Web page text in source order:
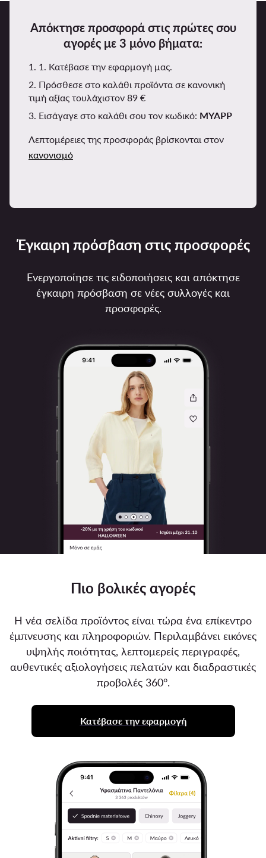
Απόκτησε προσφορά στις πρώτες σου
αγορές με 3 μόνο βήματα:
1. 1. Κατέβασε την εφαρμογή μας.
2. Πρόσθεσε στο καλάθι προϊόντα σε κανονική
τιμή αξίας τουλάχιστον 89 €
3. Εισάγαγε στο καλάθι σου τον κωδικό: MYAPP
Λεπτομέρειες της προσφοράς βρίσκονται στον
κανονισμό
Έγκαιρη πρόσβαση στις προσφορές
Ενεργοποίησε τις ειδοποιήσεις και απόκτησε
έγκαιρη πρόσβαση σε νέες συλλογές και
προσφορές.
Πιο βολικές αγορές
Η νέα σελίδα προϊόντος είναι τώρα ένα επίκεντρο
έμπνευσης και πληροφοριών. Περιλαμβάνει εικόνες
υψηλής ποιότητας, λεπτομερείς περιγραφές,
αυθεντικές αξιολογήσεις πελατών και διαδραστικές
προβολές 360°.
Κατέβασε την εφαρμογή